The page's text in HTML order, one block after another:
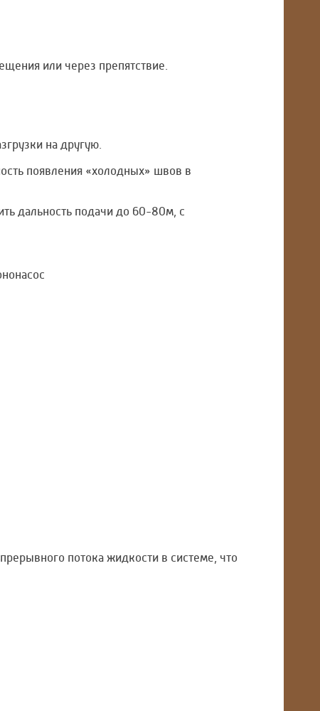
или через препятствие.
на другую.
появления «холодных» швов в
дальность подачи до 60-80м, с
потока жидкости в системе, что